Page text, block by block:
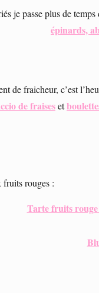
je passe plus de
épinards,
de fraicheur, c’est
de fraiseset
rouges :
Tarte fruits